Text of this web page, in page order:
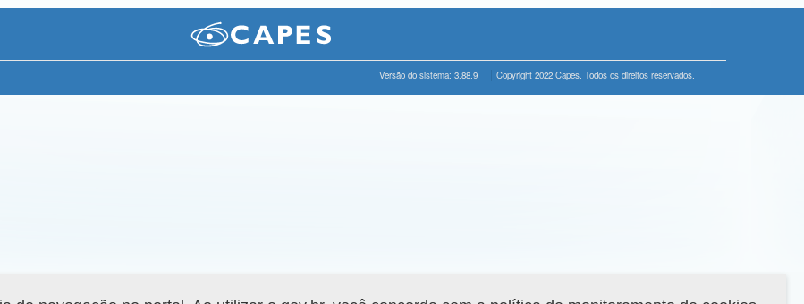
Versão do sistema: 3.88.9 Copyright 2022 Capes. Todos os direitos reservados.